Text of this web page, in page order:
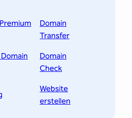
Domain
Transfer
Domain
Check
Website
erstellen